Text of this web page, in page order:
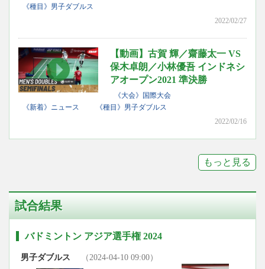
《種目》男子ダブルス
2022/02/27
【動画】古賀 輝／齋藤太一 VS
保木卓朗／小林優吾 インドネシ
アオープン2021 準決勝
《大会》国際大会
《新着》ニュース
《種目》男子ダブルス
2022/02/16
もっと見る
試合結果
バドミントン アジア選手権 2024
男子ダブルス （2024-04-10 09:00）